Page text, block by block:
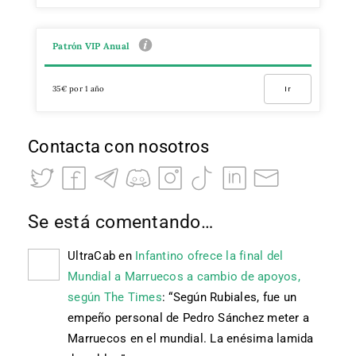
Patrón VIP Anual
35€ por 1 año Ir
Contacta con nosotros
Se está comentando…
UltraCab en Infantino ofrece la final del
Mundial a Marruecos a cambio de apoyos,
según The Times: “Según Rubiales, fue un
empeño personal de Pedro Sánchez meter a
Marruecos en el mundial. La enésima lamida